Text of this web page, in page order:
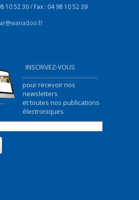
10 52 30 / Fax : 04 98 10 52 39
INSCRIVEZ-VOUS
...................................................
pour recevoir nos
newsletters
et toutes nos publications
électroniques